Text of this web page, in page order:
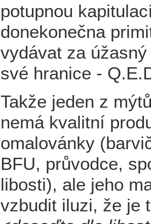
potupnou
donekonečna
vydávat za
své hranice -
Takže jeden z
nemá kvalitní
omalovánky
BFU, průvodce,
libosti), ale jeho
vzbudit iluzi, že je